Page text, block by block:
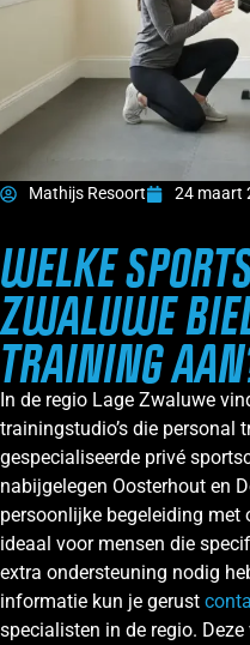
Mathijs Resoort 24 maart
WELKE
ZWALUWE
TRAINING
In de regio Lage Zwaluwe
trainingstudio’s die personal
gespecialiseerde privé
nabijgelegen Oosterhout en
persoonlijke begeleiding met
ideaal voor mensen die
extra ondersteuning nodig
informatie kun je gerust
specialisten in de regio.